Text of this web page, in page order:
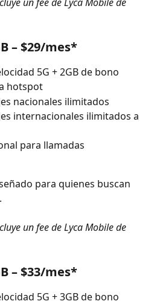
– $29/mes*
5G + 2GB de bono
hotspot
nacionales ilimitados
internacionales ilimitados a
para llamadas
para quienes buscan
un fee de Lyca Mobile de
– $33/mes*
5G + 3GB de bono